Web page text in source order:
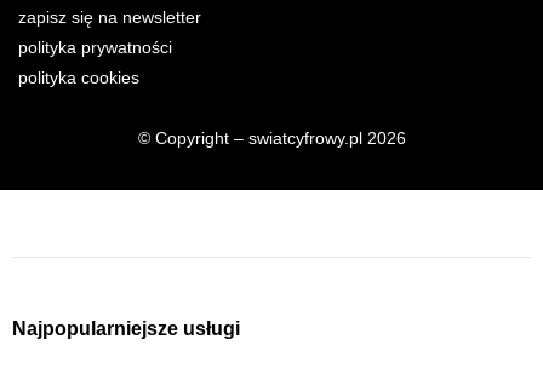
zapisz się na newsletter
polityka prywatności
polityka cookies
© Copyright – swiatcyfrowy.pl 2026
Najpopularniejsze usługi